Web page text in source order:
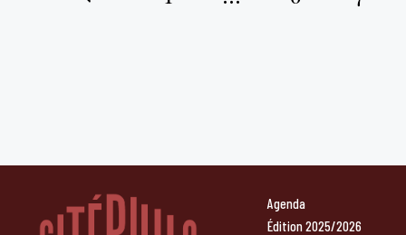
Agenda
Édition 2025/2026